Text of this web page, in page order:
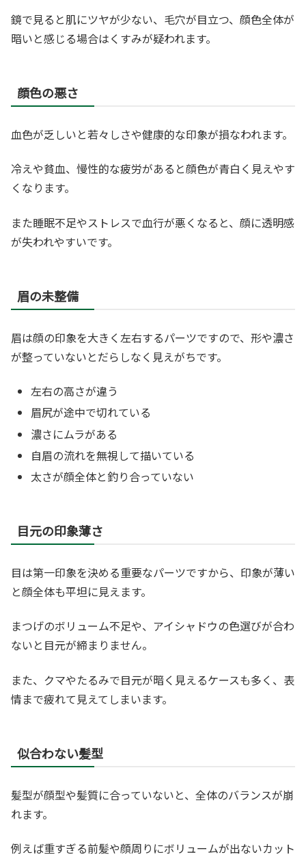
鏡で見ると肌にツヤが少ない、毛穴が目立つ、顔色全体が
暗いと感じる場合はくすみが疑われます。
顔色の悪さ
血色が乏しいと若々しさや健康的な印象が損なわれます。
冷えや貧血、慢性的な疲労があると顔色が青白く見えやす
くなります。
また睡眠不足やストレスで血行が悪くなると、顔に透明感
が失われやすいです。
眉の未整備
眉は顔の印象を大きく左右するパーツですので、形や濃さ
が整っていないとだらしなく見えがちです。
左右の高さが違う
眉尻が途中で切れている
濃さにムラがある
自眉の流れを無視して描いている
太さが顔全体と釣り合っていない
目元の印象薄さ
目は第一印象を決める重要なパーツですから、印象が薄い
と顔全体も平坦に見えます。
まつげのボリューム不足や、アイシャドウの色選びが合わ
ないと目元が締まりません。
また、クマやたるみで目元が暗く見えるケースも多く、表
情まで疲れて見えてしまいます。
似合わない髪型
髪型が顔型や髪質に合っていないと、全体のバランスが崩
れます。
例えば重すぎる前髪や顔周りにボリュームが出ないカット